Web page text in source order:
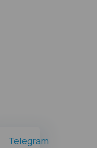
Telegram